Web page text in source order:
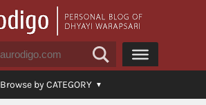
Browse by CATEGORY